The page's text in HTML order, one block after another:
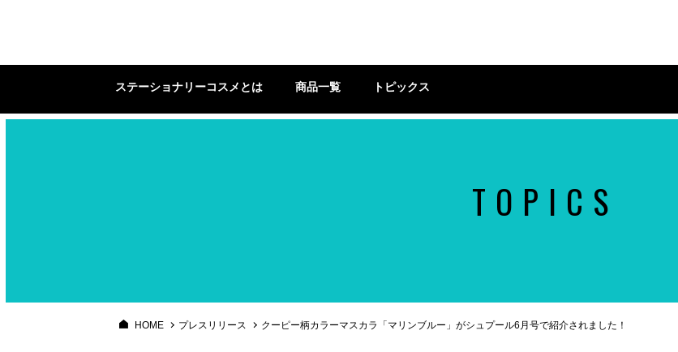
ステーショナリーコスメ
ステーショナリーコスメとは
商品一覧 トピックス
TOPICS
HOME プレスリリース クーピー柄カラーマスカラ「マリンブルー」がシュプール6月号で紹介されました！